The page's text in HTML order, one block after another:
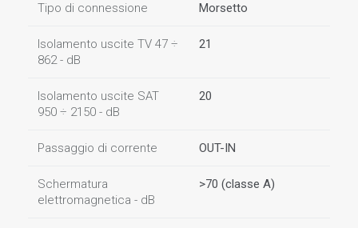
Tipo di connessione Morsetto
Isolamento uscite TV 47 ÷
862 - dB
21
Isolamento uscite SAT
950 ÷ 2150 - dB
20
Passaggio di corrente OUT-IN
Schermatura
elettromagnetica - dB
>70 (classe A)